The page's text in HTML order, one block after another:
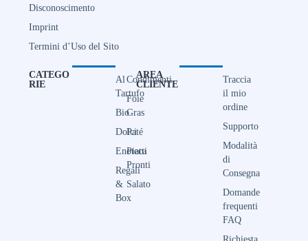
Disconoscimento
Imprint
Termini d’Uso del Sito
CATEGO
RIE
Al
Tartufo
Bio
Dolci
Enoteca
Regali
&
Box
Condimenti
Foie
Gras
Paté
Piatti
Pronti
Salato
AREA
CLIENTE
Traccia
il mio
ordine
Supporto
Modalità
di
Consegna
Domande
frequenti
FAQ